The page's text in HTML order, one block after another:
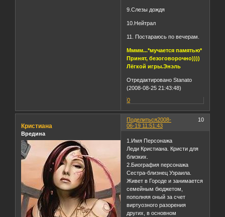
9.Слезы дождя
10.Нейтрал
11. Постараюсь по вечерам.
Мммм...*мучается памятью*
Принят, безоговорочно))))
Лёгкой игры.Энэль
Отредактировано Stanato
(2008-08-25 21:43:48)
0
Поделиться 10
2008-
06-19 11:51:43
Кристиана
Вредина
1.Имя Персонажа
Леди Кристиана. Кристи для
близких.
2.Биография персонажа
Сестра-близнец Узраила.
Живет в Городе и занимается
семейным бюджетом,
пополняя оный за счет
виртуозного разорения
других, в основном